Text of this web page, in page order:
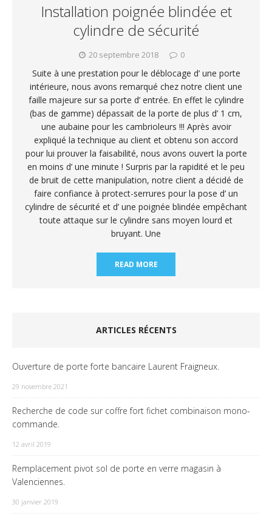
Installation poignée blindée et
cylindre de sécurité
20 septembre 2018 0
Suite à une prestation pour le déblocage d’ une porte
intérieure, nous avons remarqué chez notre client une
faille majeure sur sa porte d’ entrée. En effet le cylindre
(bas de gamme) dépassait de la porte de plus d’ 1 cm,
une aubaine pour les cambrioleurs !!! Après avoir
expliqué la technique au client et obtenu son accord
pour lui prouver la faisabilité, nous avons ouvert la porte
en moins d’ une minute ! Surpris par la rapidité et le peu
de bruit de cette manipulation, notre client a décidé de
faire confiance à protect-serrures pour la pose d’ un
cylindre de sécurité et d’ une poignée blindée empêchant
toute attaque sur le cylindre sans moyen lourd et
bruyant. Une
READ MORE
ARTICLES RÉCENTS
Ouverture de porte forte bancaire Laurent Fraigneux.
29 novembre 2021
Recherche de code sur coffre fort fichet combinaison mono-
commande.
12 avril 2019
Remplacement pivot sol de porte en verre magasin à
Valenciennes.
30 janvier 2019